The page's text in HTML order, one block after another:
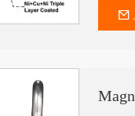
Neodym-Magnet